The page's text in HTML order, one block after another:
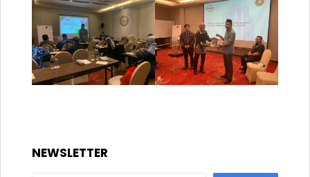
NEWSLETTER